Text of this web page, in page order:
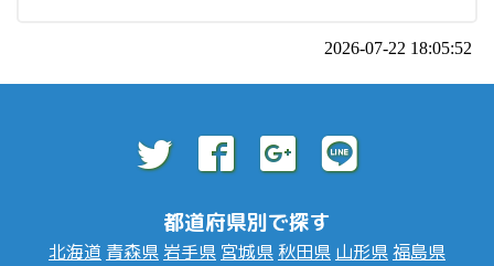
2026-07-22 18:05:52
都道府県別で探す
北海道 青森県 岩手県 宮城県 秋田県 山形県福島県